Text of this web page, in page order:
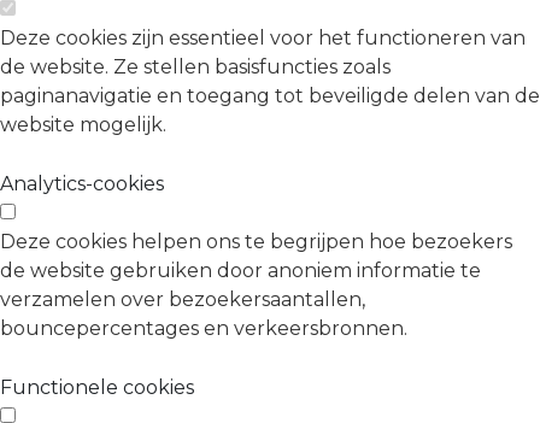
Deze cookies zijn essentieel voor het functioneren van
de website. Ze stellen basisfuncties zoals
paginanavigatie en toegang tot beveiligde delen van de
website mogelijk.
Analytics-cookies
Deze cookies helpen ons te begrijpen hoe bezoekers
de website gebruiken door anoniem informatie te
verzamelen over bezoekersaantallen,
bouncepercentages en verkeersbronnen.
Functionele cookies